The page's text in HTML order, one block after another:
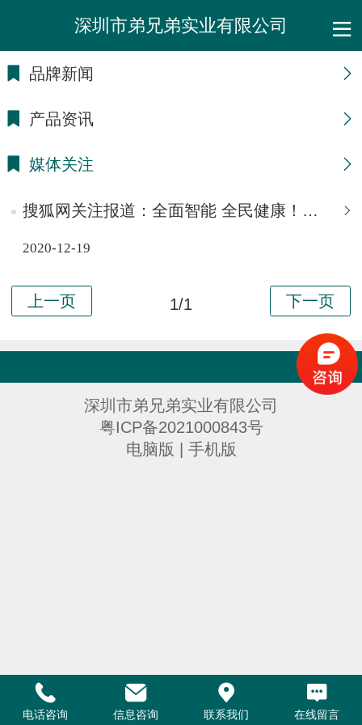
深圳市弟兄弟实业有限公司
品牌新闻
产品资讯
媒体关注
搜狐网关注报道：全面智能 全民健康！舒华六大健身解决方案闪耀2020体博会
2020-12-19
1/1
Top
深圳市弟兄弟实业有限公司
粤ICP备2021000843号
电脑版
手机版
电话咨询 信息咨询 联系我们 在线留言